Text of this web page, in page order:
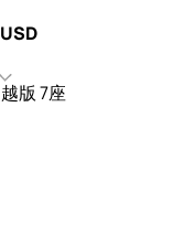
USD